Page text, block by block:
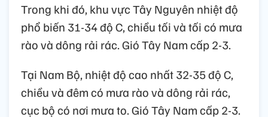
Trong khi đó, khu vực Tây Nguyên nhiệt độ
phổ biến 31-34 độ C, chiều tối và tối có mưa
rào và dông rải rác. Gió Tây Nam cấp 2-3.
Tại Nam Bộ, nhiệt độ cao nhất 32-35 độ C,
chiều và đêm có mưa rào và dông rải rác,
cục bộ có nơi mưa to. Gió Tây Nam cấp 2-3.